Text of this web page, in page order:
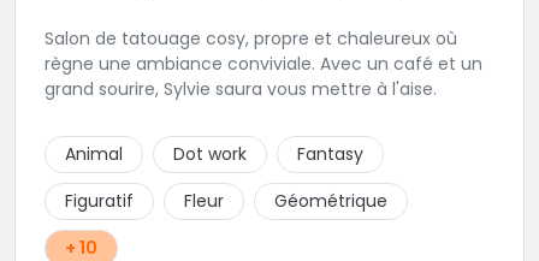
Salon de tatouage cosy, propre et chaleureux où
règne une ambiance conviviale. Avec un café et un
grand sourire, Sylvie saura vous mettre à l'aise.
Animal Dot work
Fantasy
Figuratif
Fleur
Géométrique
+ 10